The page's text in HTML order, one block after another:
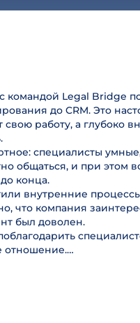
командой Legal Bridge
до CRM. Это
работу, а глубоко
специалисты
общаться, и при этом
конца.
внутренние
что компания
был доволен.
отношение.…